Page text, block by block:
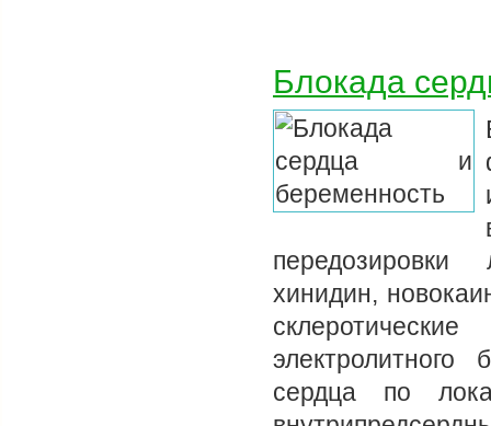
Блокада
передозировки
хинидин,
сердца по